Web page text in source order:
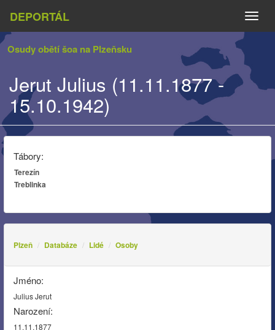
DEPORTÁL
Osudy obětí šoa na Plzeňsku
Jerut Julius (11.11.1877 -
15.10.1942)
Tábory:
Terezín
Treblinka
Plzeň Databáze Lidé Osoby
Jméno:
Julius Jerut
Narození:
11.11.1877